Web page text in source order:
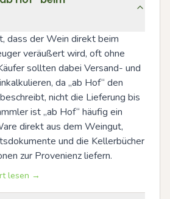
dass der Wein direkt beim
veräußert wird, oft ohne
sollten dabei Versand- und
da „ab Hof“ den
nicht die Lieferung bis
ist „ab Hof“ häufig ein
direkt aus dem Weingut,
und die Kellerbücher
zur Provenienz liefern.
lesen →